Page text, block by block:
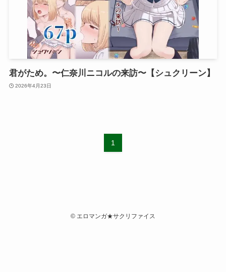
君がため。〜仁奈川ニコルの来訪〜【シュクリーン】
2026年4月23日
1
© エロマンガ★サクリファイス